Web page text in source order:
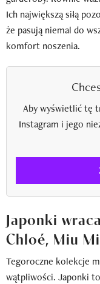
Ich największą siłą
że pasują niemal do
komfort noszenia.
Aby wyświetlić tę
Instagram i jego
Japonki
Chloé, Miu
Tegoroczne kolekcje
wątpliwości. Japonki